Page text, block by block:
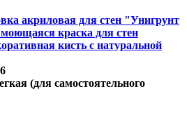
акриловая для стен "Унигрунт
краска для стен
кисть с натуральной
(для самостоятельного